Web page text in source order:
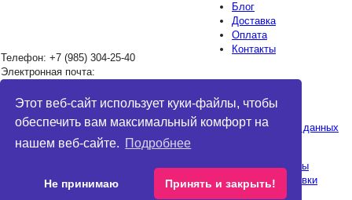
Этот веб-сайт использует куки-файлы, чтобы
обеспечить вам максимальный комфорт на
нашем веб-сайте. Подробнее
Не принимаю Принять и закрыть!
Телефон: +7 (985) 304-25-40
Электронная почта:
Адрес: г. Москва Семеновская
набережная 2/1 стр. 1
© 2026 Parfumm.
Блог
Доставка
Оплата
Контакты
Все товары
персональных данных
Условия оплаты
Условия доставки
Вопрос-ответ